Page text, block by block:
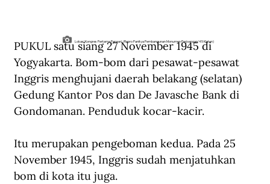
Lokasi Kongres Pertama Perwari. (Repro Panitya Pembangunan Monumen Perjoangan ’45 Klaten)
PUKUL satu siang 27 November 1945 di
Yogyakarta. Bom-bom dari pesawat-pesawat
Inggris menghujani daerah belakang (selatan)
Gedung Kantor Pos dan De Javasche Bank di
Gondomanan. Penduduk kocar-kacir.
Itu merupakan pengeboman kedua. Pada 25
November 1945, Inggris sudah menjatuhkan
bom di kota itu juga.